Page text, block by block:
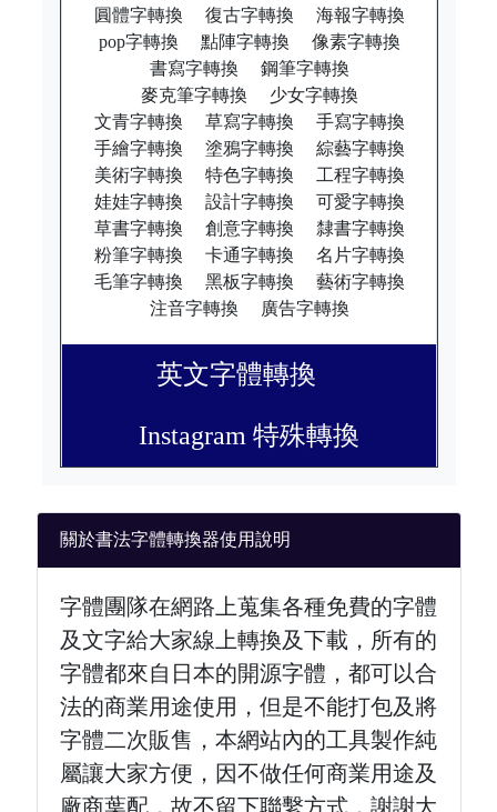
圓體字轉換
復古字轉換
海報字轉換
pop字轉換
點陣字轉換
像素字轉換
書寫字轉換
鋼筆字轉換
麥克筆字轉換
少女字轉換
文青字轉換
草寫字轉換
手寫字轉換
手繪字轉換
塗鴉字轉換
綜藝字轉換
美術字轉換
特色字轉換
工程字轉換
娃娃字轉換
設計字轉換
可愛字轉換
草書字轉換
創意字轉換
隸書字轉換
粉筆字轉換
卡通字轉換
名片字轉換
毛筆字轉換
黑板字轉換
藝術字轉換
注音字轉換
廣告字轉換
英文字體轉換
Instagram 特殊轉換
關於書法字體轉換器使用說明
字體團隊在網路上蒐集各種免費的字體
及文字給大家線上轉換及下載，所有的
字體都來自日本的開源字體，都可以合
法的商業用途使用，但是不能打包及將
字體二次販售，本網站內的工具製作純
屬讓大家方便，因不做任何商業用途及
廠商葉配，故不留下聯繫方式，謝謝大